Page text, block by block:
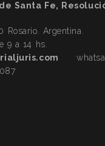
Santa Fe,
Rosario. Argentina.
9 a 14 hs.